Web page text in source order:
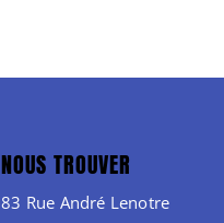
NOUS TROUVER
83 Rue André Lenotre